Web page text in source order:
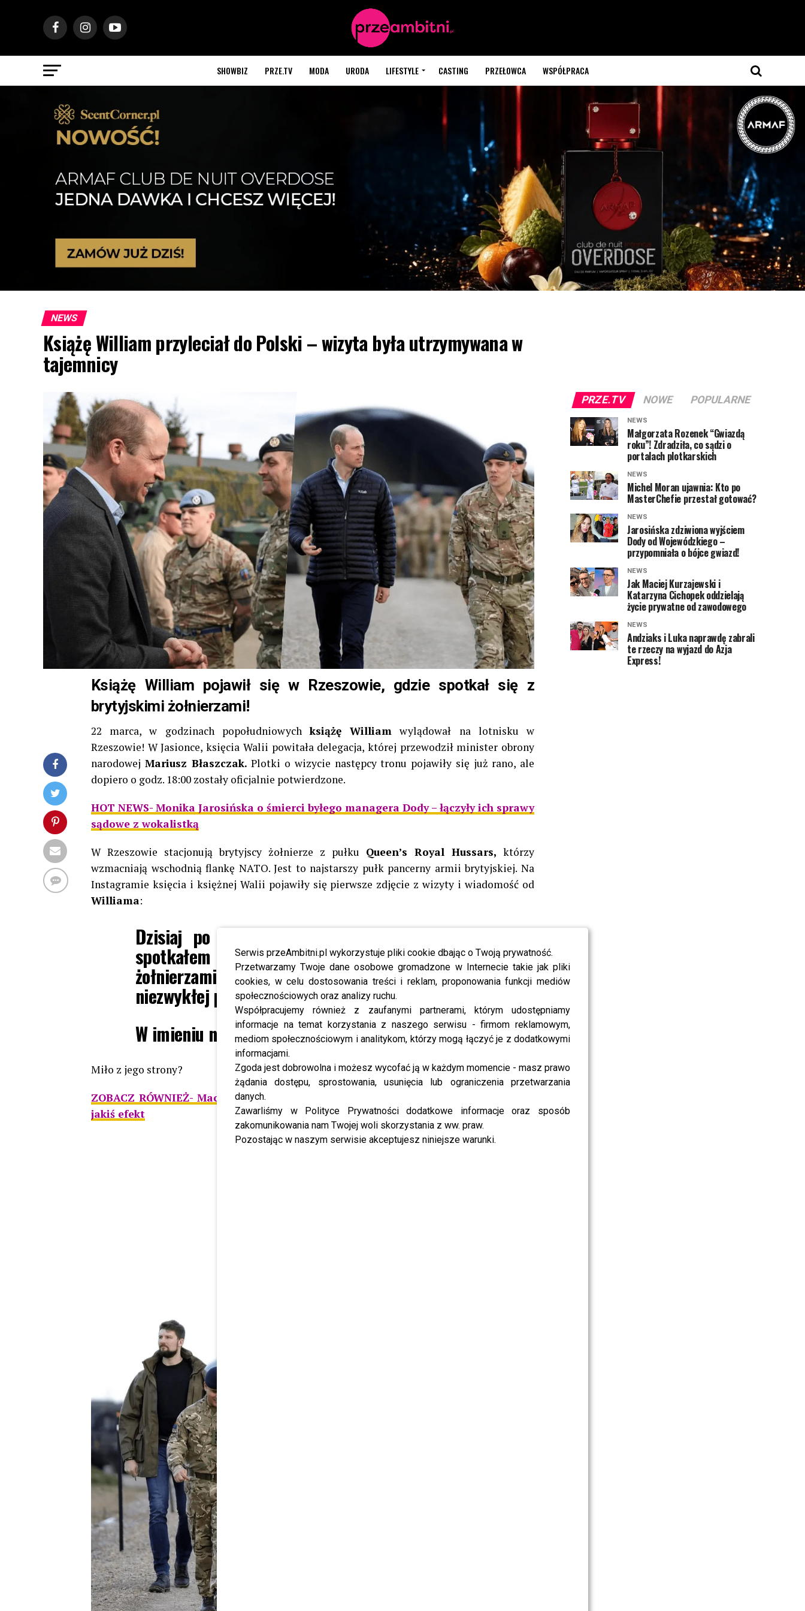
Serwis przeAmbitni.pl wykorzystuje pliki cookie dbając o Twoją prywatność.
Przetwarzamy Twoje dane osobowe gromadzone w Internecie takie jak pliki
cookies, w celu dostosowania treści i reklam, proponowania funkcji mediów
społecznościowych oraz analizy ruchu.
Współpracujemy również z zaufanymi partnerami, którym udostępniamy
informacje na temat korzystania z naszego serwisu - firmom reklamowym,
mediom społecznościowym i analitykom, którzy mogą łączyć je z dodatkowymi
informacjami.
Zgoda jest dobrowolna i możesz wycofać ją w każdym momencie - masz prawo
żądania dostępu, sprostowania, usunięcia lub ograniczenia przetwarzania
danych.
Zawarliśmy w Polityce Prywatności dodatkowe informacje oraz sposób
zakomunikowania nam Twojej woli skorzystania z ww. praw.
Pozostając w naszym serwisie akceptujesz niniejsze warunki.
SHOWBIZ PRZE.TV MODA URODA LIFESTYLE CASTING PRZEŁOWCA WSPÓŁPRACA
NEWS
Książę William przyleciał do Polski – wizyta była utrzymywana w
tajemnicy
Książę William pojawił się w Rzeszowie, gdzie spotkał się z
brytyjskimi żołnierzami!
22 marca, w godzinach popołudniowychksiążę William wylądował na lotnisku w
Rzeszowie! W Jasionce, księcia Walii powitała delegacja, której przewodził minister obrony
narodowej Mariusz Błaszczak. Plotki o wizycie następcy tronu pojawiły się już rano, ale
dopiero o godz. 18:00 zostały oficjalnie potwierdzone.
HOT NEWS- Monika Jarosińska o śmierci byłego managera Dody – łączyły ich sprawy
sądowe z wokalistką
W Rzeszowie stacjonują brytyjscy żołnierze z pułku Queen’s Royal Hussars, którzy
wzmacniają wschodnią flankę NATO. Jest to najstarszy pułk pancerny armii brytyjskiej. Na
Instagramie księcia i księżnej Walii pojawiły się pierwsze zdjęcie z wizyty i wiadomość od
Williama:
Dzisiaj po południu, po przyjeździe do Polski,
spotkałem się z brytyjskimi i polskimi
żołnierzami, od których usłyszałem o ich
niezwykłej pracy na rzecz Ukrainy.
W imieniu nas wszystkich – dziękuję!
Miło z jego strony?
ZOBACZ RÓWNIEŻ- Maciej Kurzajewski przeprosił Smaszcz: Moja walka przyniosła
jakiś efekt
PRZE.TV NOWE POPULARNE
NEWS
Małgorzata Rozenek “Gwiazdą
roku”! Zdradziła, co sądzi o
portalach plotkarskich
NEWS
Michel Moran ujawnia: Kto po
MasterChefie przestał gotować?
NEWS
Jarosińska zdziwiona wyjściem
Dody od Wojewódzkiego –
przypomniała o bójce gwiazd!
NEWS
Jak Maciej Kurzajewski i
Katarzyna Cichopek oddzielają
życie prywatne od zawodowego
NEWS
Andziaks i Luka naprawdę zabrali
te rzeczy na wyjazd do Azja
Express!